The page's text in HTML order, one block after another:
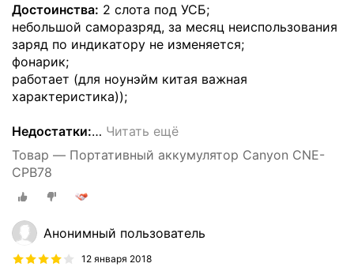
Достоинства: 2 слота под УСБ;
небольшой саморазряд, за месяц неиспользования
заряд по индикатору не изменяется;
фонарик;
работает (для ноунэйм китая важная
характеристика));
Недостатки:… Читать ещё
Товар — Портативный аккумулятор Canyon CNE-
CPB78
Анонимный пользователь
12 января 2018